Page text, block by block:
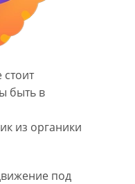
быть в
из органики
под